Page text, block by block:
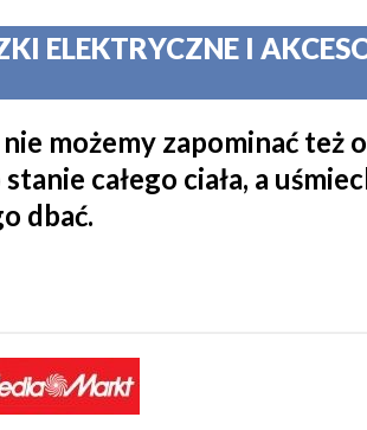
ELEKTRYCZNE I
możemy zapominać też
całego ciała, a
dbać.